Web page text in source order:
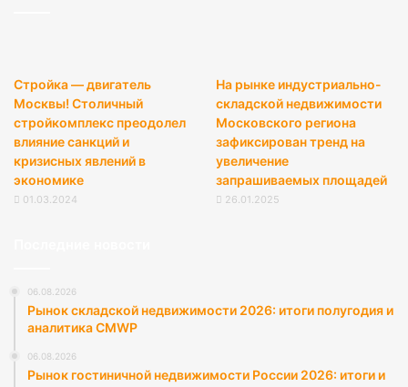
Стройка — двигатель
Москвы! Столичный
стройкомплекс преодолел
влияние санкций и
кризисных явлений в
экономике
01.03.2024
На рынке индустриально-
складской недвижимости
Московского региона
зафиксирован тренд на
увеличение
запрашиваемых площадей
26.01.2025
06.08.2026
Рынок складской недвижимости 2026: итоги полугодия и
аналитика CMWP
06.08.2026
Рынок гостиничной недвижимости России 2026: итоги и